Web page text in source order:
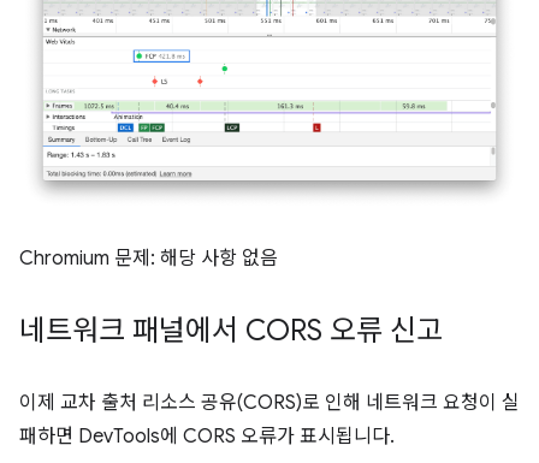
Chromium 문제: 해당 사항 없음
네트워크 패널에서 CORS 오류 신고
이제 교차 출처 리소스 공유(CORS)로 인해 네트워크 요청이 실
패하면 DevTools에 CORS 오류가 표시됩니다.